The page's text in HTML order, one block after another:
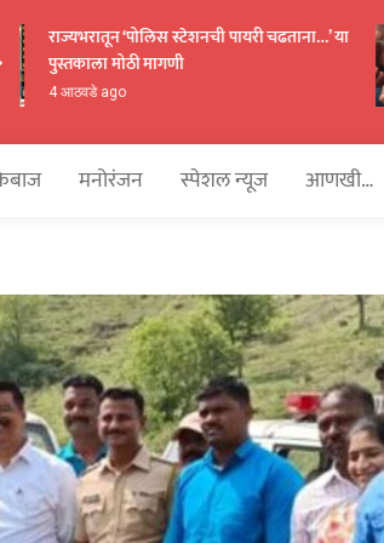
राज्यभरातून ‘पोलिस स्टेशनची पायरी चढताना…’ या
पुस्तकाला मोठी मागणी
4 आठवडे ago
मनोरंजन स्पेशल न्यूज आणखी…